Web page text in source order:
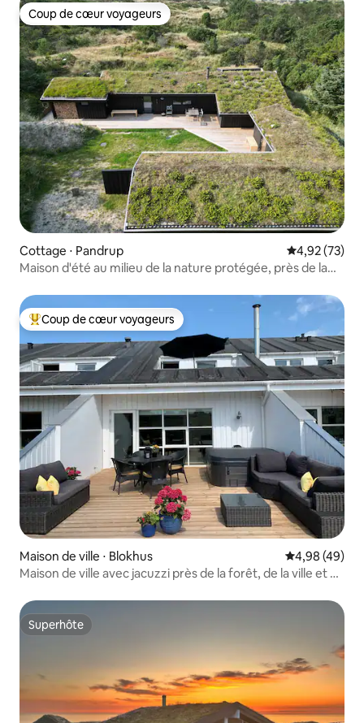
Coup de cœur voyageurs
Coup de cœur voyageurs
Cottage ⋅ Pandrup Évaluation
4,92 (73)
Maison d'été au milieu de la nature protégée, près de la
Coups de cœur voyageurs les plus appréciés
Coup de cœur voyageurs
Maison de ville ⋅ Blokhus Évaluation
4,98 (49)
Maison de ville avec jacuzzi près de la forêt, de la ville et de
Superhôte
Superhôte